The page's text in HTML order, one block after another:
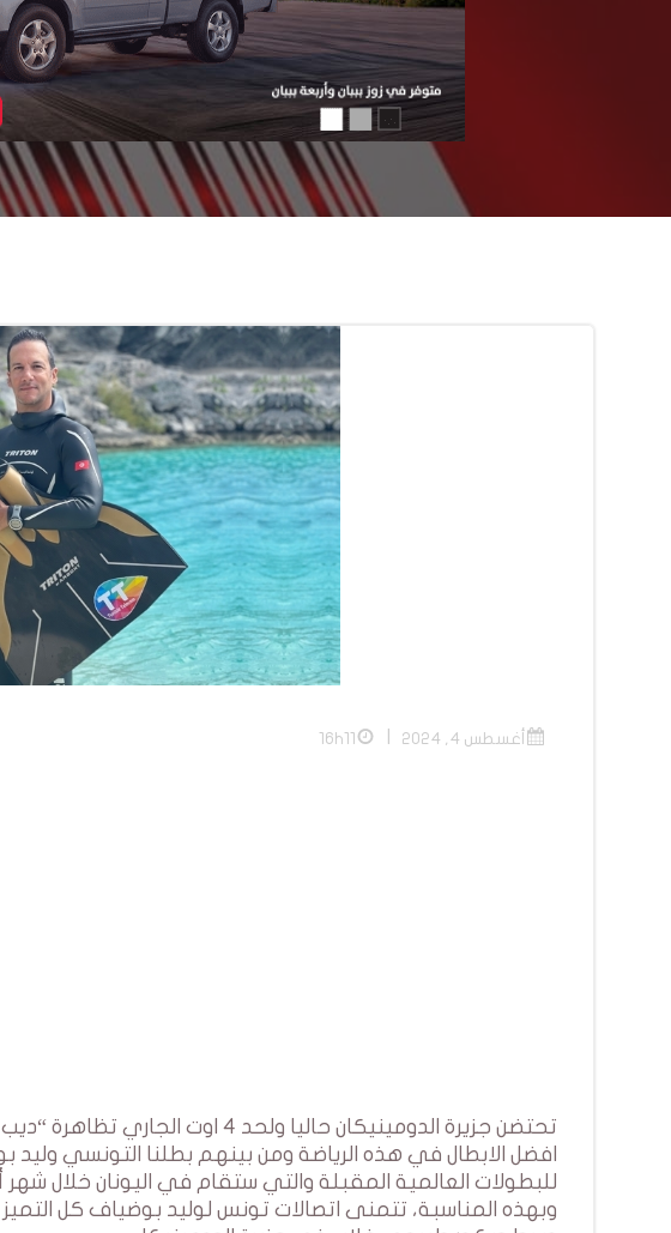
أغسطس 4, 2024 16h11
تحتضن جزيرة الدومينيكان حاليا
افضل الابطال في هذه الرياضة ومن بينهم بطلنا التونسي
للبطولات العالمية المقبلة والتي ستقام في اليونان خلال شهر
وبهذه المناسبة، تتمنى اتصالات تونس لوليد بوضياف كل